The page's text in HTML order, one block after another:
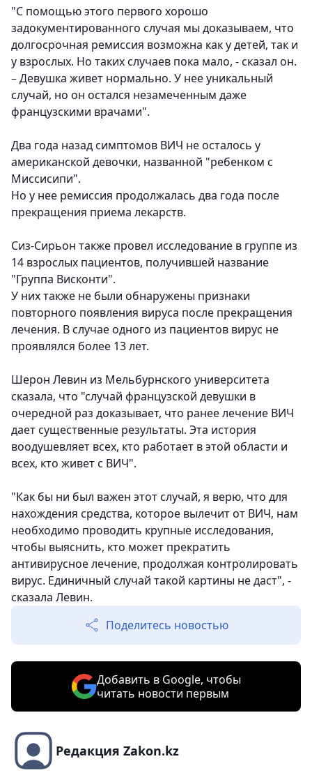
"С помощью этого первого хорошо
задокументированного случая мы доказываем, что
долгосрочная ремиссия возможна как у детей, так и
у взрослых. Но таких случаев пока мало, - сказал он.
– Девушка живет нормально. У нее уникальный
случай, но он остался незамеченным даже
французскими врачами".
Два года назад симптомов ВИЧ не осталось у
американской девочки, названной "ребенком с
Миссисипи".
Но у нее ремиссия продолжалась два года после
прекращения приема лекарств.
Сиз-Сирьон также провел исследование в группе из
14 взрослых пациентов, получившей название
"Группа Висконти".
У них также не были обнаружены признаки
повторного появления вируса после прекращения
лечения. В случае одного из пациентов вирус не
проявлялся более 13 лет.
Шерон Левин из Мельбурнского университета
сказала, что "случай французской девушки в
очередной раз доказывает, что ранее лечение ВИЧ
дает существенные результаты. Эта история
воодушевляет всех, кто работает в этой области и
всех, кто живет с ВИЧ".
"Как бы ни был важен этот случай, я верю, что для
нахождения средства, которое вылечит от ВИЧ, нам
необходимо проводить крупные исследования,
чтобы выяснить, кто может прекратить
антивирусное лечение, продолжая контролировать
вирус. Единичный случай такой картины не даст", -
сказала Левин.
Поделитесь новостью
Добавить в Google, чтобы
читать новости первым
Редакция Zakon.kz